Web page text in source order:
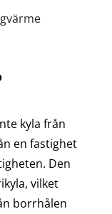
kyla från
en fastighet
Den
vilket
borrhålen